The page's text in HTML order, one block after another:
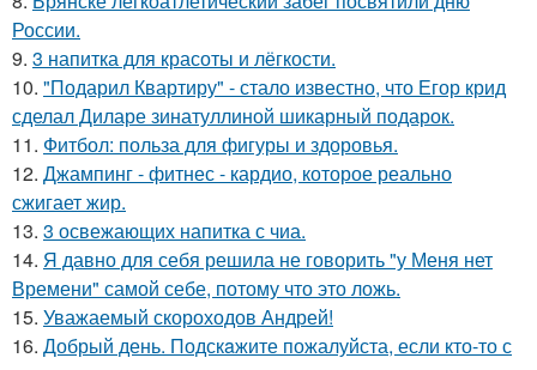
России.
9. 3 напитка для красоты и лёгкости.
10. "Подарил Квартиру" - стало известно, что Егор крид
сделал Диларе зинатуллиной шикарный подарок.
11. Фитбол: польза для фигуры и здоровья.
12. Джампинг - фитнес - кардио, которое реально
сжигает жир.
13. 3 освежающих напитка с чиа.
14. Я давно для себя решила не говорить "у Меня нет
Времени" самой себе, потому что это ложь.
15. Уважаемый скороходов Андрей!
16. Добрый день. Подскaжите пожалуйста, если кто-то с